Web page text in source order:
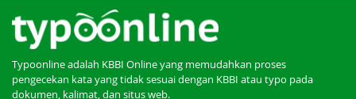
Typoonline adalah KBBI Online yang memudahkan proses
pengecekan kata yang tidak sesuai dengan KBBI atau typo pada
dokumen, kalimat, dan situs web.